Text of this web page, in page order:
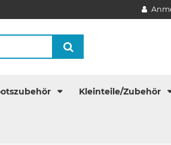
Kleinteile/Zubehör